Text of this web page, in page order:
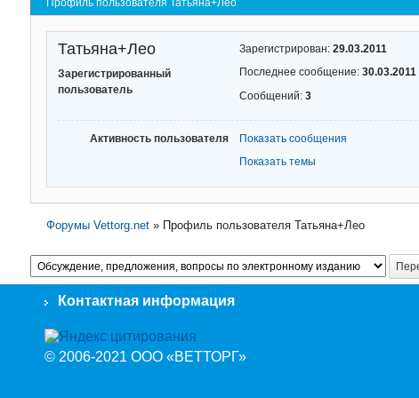
Татьяна+Лео
Зарегистрированный
пользователь
Зарегистрирован: 29.03.2011
Последнее сообщение:
Сообщений: 3
Активность пользователя
Показать сообщения
Показать темы
Форумы Vettorg.net » Профиль пользователя Татьяна+Лео
Контактная информация
© 2006-2021 ООО «ВЕТТОРГ»